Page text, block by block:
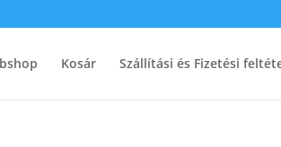
Kosár Szállítási és Fizetési